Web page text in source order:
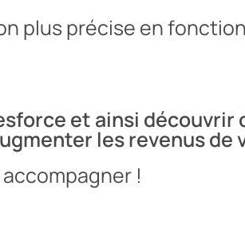
plus précise en
et ainsi découvrir
les revenus
!